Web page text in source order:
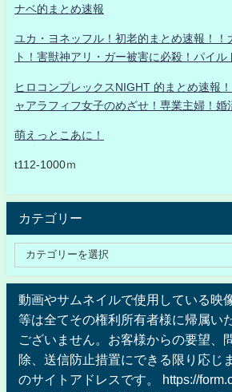
ナベ的まとめ速報
ユカ・ヨネッフル！初老的まとめ速報！！
ト！害獣神アリ・ガー被害に必殺！パイル
ヒロコンプレックスNIGHT 的まとめ速報
ャアラフィフ女子のめざせ！専業主婦！婚
萌えっとこあに！
t112-1000ｍ
カテゴリー
動画やサムネイルで使用している映
等は全てその権利所有者様に帰属い
ございません。お客様からの要望、
除、送信防止措置にできる限り応じ
のサイトアドレスです。 https://